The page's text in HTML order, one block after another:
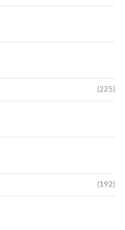
(225)
(192)